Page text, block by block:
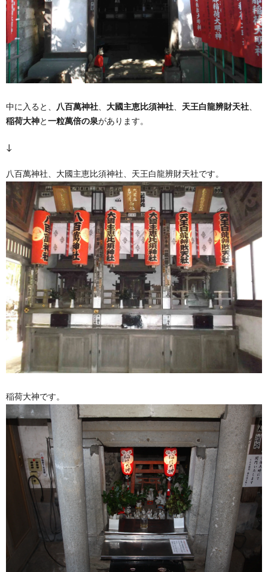
中に入ると、 八百萬神社、 大國主恵比須神社、 天王白龍辨財天社、
稲荷大神と 一粒萬倍の泉があります。
↓
八百萬神社、大國主恵比須神社、天王白龍辨財天社です。
稲荷大神です。